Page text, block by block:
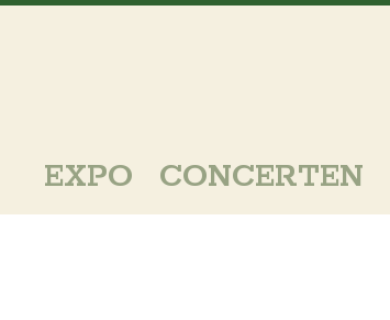
EXPO CONCERTEN